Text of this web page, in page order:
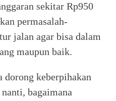
sekitar Rp950
permasalah-
jalan agar bisa dalam
maupun baik.
dorong keberpihakan
bagaimana